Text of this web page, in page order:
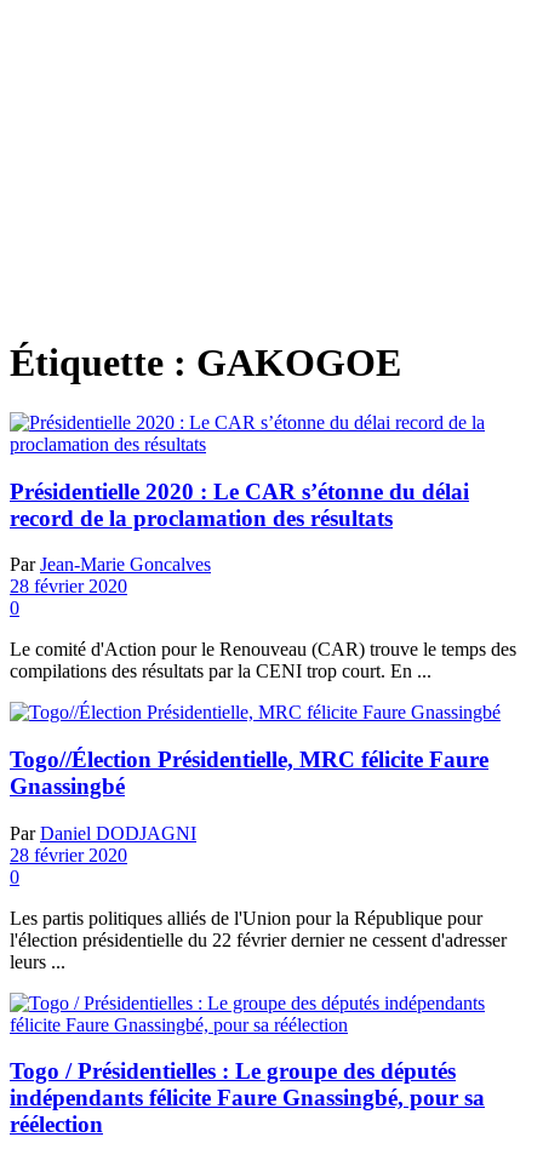
Étiquette : GAKOGOE
Présidentielle 2020 : Le CAR s’étonne du délai
record de la proclamation des résultats
Par Jean-Marie Goncalves
28 février 2020
0
Le comité d'Action pour le Renouveau (CAR) trouve le temps des
compilations des résultats par la CENI trop court. En ...
Togo//Élection Présidentielle, MRC félicite Faure
Gnassingbé
Par Daniel DODJAGNI
28 février 2020
0
Les partis politiques alliés de l'Union pour la République pour
l'élection présidentielle du 22 février dernier ne cessent d'adresser
leurs ...
Togo / Présidentielles : Le groupe des députés
indépendants félicite Faure Gnassingbé, pour sa
réélection